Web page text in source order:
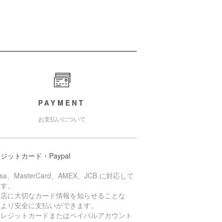
PAYMENT
お支払いについて
ットカード・Paypal
、MasterCard、AMEX、JCB に対応して
。
店に大切なカード情報を知らせることな
り安全に支払いができます。
レジットカードまたはペイパルアカウント